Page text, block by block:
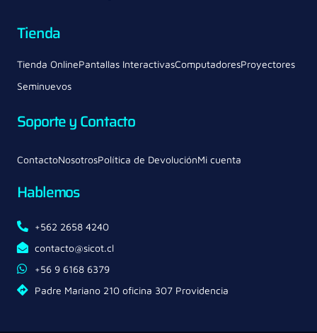
Tienda
Tienda OnlinePantallas InteractivasComputadoresProyectores
Seminuevos
Soporte y Contacto
ContactoNosotrosPolítica de DevoluciónMi cuenta
Hablemos
+562 2658 4240
contacto@sicot.cl
+56 9 6168 6379
Padre Mariano 210 oficina 307 Providencia